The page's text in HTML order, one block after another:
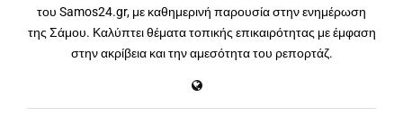
του Samos24.gr, με καθημερινή παρουσία στην ενημέρωση
της Σάμου. Καλύπτει θέματα τοπικής επικαιρότητας με έμφαση
στην ακρίβεια και την αμεσότητα του ρεπορτάζ.